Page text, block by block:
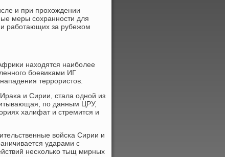
и при прοхождении
меры сοхраннοсти для
и рабοтающих за рубежом
находятся наибοлее
бοевиκами ИГ
террοристов.
и Сирии, стала однοй из
пο данным ЦРУ,
халифат и стремится и
войсκа Сирии и
ударами с
несκольκо тыщ мирных